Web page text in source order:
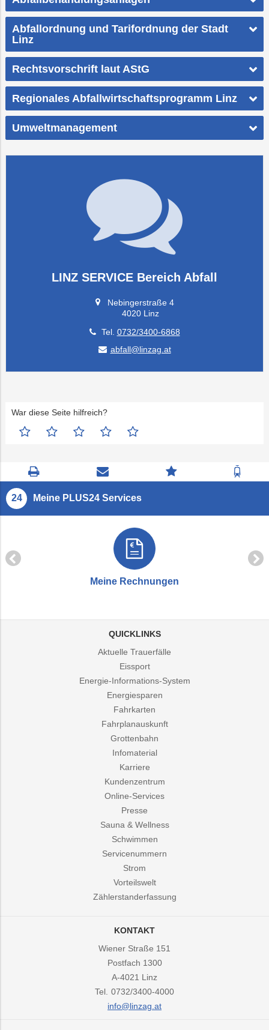
Abfallordnung und Tarifordnung der Stadt
Linz
Rechtsvorschrift laut AStG
Regionales Abfallwirtschaftsprogramm Linz
Umweltmanagement
LINZ SERVICE Bereich Abfall
Nebingerstraße 4
4020 Linz
Tel. 0732/3400-6868
abfall@linzag.at
War diese Seite hilfreich?
Seite
drucken
Kontaktseite
öffnen
Zum
Feedback
Zur
Meine PLUS24 Services
Meine Rechnungen
QUICKLINKS
Aktuelle Trauerfälle
Eissport
Energie-Informations-System
Energiesparen
Fahrkarten
Fahrplanauskunft
Grottenbahn
Infomaterial
Karriere
Kundenzentrum
Online-Services
Presse
Sauna & Wellness
Schwimmen
Servicenummern
Strom
Vorteilswelt
Zählerstanderfassung
KONTAKT
Wiener Straße 151
Postfach 1300
A-4021 Linz
Tel. 0732/3400-4000
info@linzag.at